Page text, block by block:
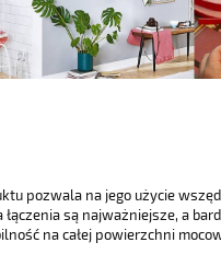
pozwala na jego użycie
są najważniejsze, a
na całej powierzchni